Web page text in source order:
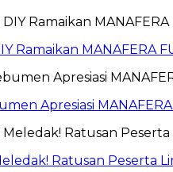
Ramaikan MANAFERA
Apresiasi
Ratusan Peserta